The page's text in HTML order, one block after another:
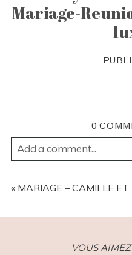
Mariage-
0
Add a comment...
REQUIRED FIELDS ARE
« MARIAGE – CAMILLE
VOUS